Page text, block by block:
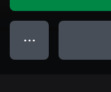
● ● ●